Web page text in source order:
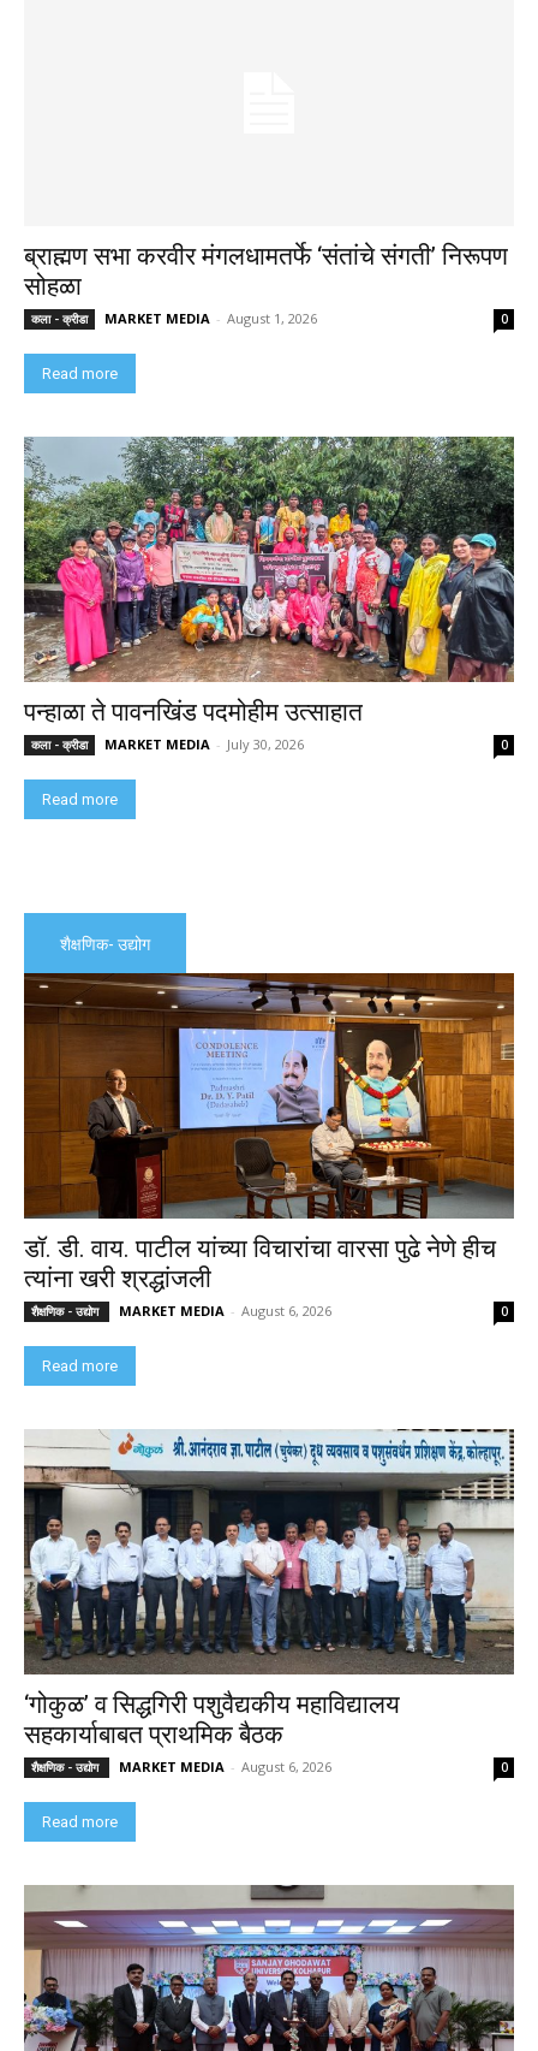
ब्राह्मण सभा करवीर मंगलधामतर्फे ‘संतांचे संगती’ निरूपण
सोहळा
कला - क्रीडा MARKET MEDIA - August 1, 2026 0
Read more
पन्हाळा ते पावनखिंड पदमोहीम उत्साहात
कला - क्रीडा MARKET MEDIA - July 30, 2026 0
Read more
शैक्षणिक- उद्योग
डॉ. डी. वाय. पाटील यांच्या विचारांचा वारसा पुढे नेणे हीच
त्यांना खरी श्रद्धांजली
शैक्षणिक - उद्योग MARKET MEDIA - August 6, 2026 0
Read more
‘गोकुळ’ व सिद्धगिरी पशुवैद्यकीय महाविद्यालय
सहकार्याबाबत प्राथमिक बैठक
शैक्षणिक - उद्योग MARKET MEDIA - August 6, 2026 0
Read more